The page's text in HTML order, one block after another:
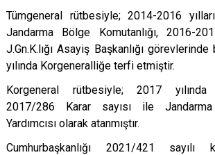
Tümgeneral rütbesiyle; 2014-2016
Jandarma Bölge Komutanlığı, 2016-
J.Gn.K.lığı Asayiş Başkanlığı
yılında Korgeneralliğe terfi etmiştir.
Korgeneral rütbesiyle; 2017 yılında
2017/286 Karar sayısı ile
Yardımcısı olarak atanmıştır.
Cumhurbaşkanlığı 2021/421